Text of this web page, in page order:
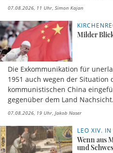
07.08.2026, 11 Uhr Simon Kajan
Milder
Die Exkommunikation für
1951 auch wegen der Situation
kommunistischen China
gegenüber dem Land Nachsicht.
07.08.2026, 19 Uhr Jakob Naser
LEO XIV. IN
Wenn aus
und